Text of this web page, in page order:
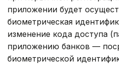
приложении будет
биометрическая
изменение кода доступа
приложению банков —
биометрической